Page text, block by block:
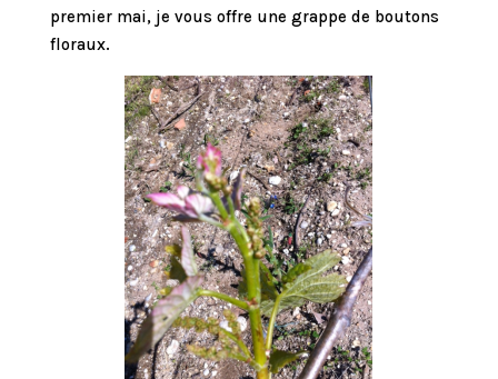
premier mai, je vous offre une grappe de boutons
floraux.